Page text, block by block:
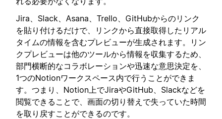
Jira、Slack、Asana、Trello、GitHubからのリンク
を貼り付けるだけで、リンクから直接取得したリアル
タイムの情報を含むプレビューが生成されます。リン
クプレビューは他のツールから情報を収集するため、
部門横断的なコラボレーションや迅速な意思決定を、
1つのNotionワークスペース内で行うことができま
す。つまり、Notion上でJiraやGitHub、Slackなどを
閲覧できることで、画面の切り替えで失っていた時間
を取り戻すことができるのです。